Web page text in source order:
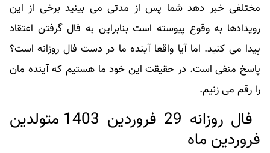
مختلفی خبر دهد شما پس از مدتی می بینید برخی از این
رویدادها به وقوع پیوسته است بنابراین به فالگرفتن اعتقاد
پیدا می کنید. اما آیا واقعا آینده ما در دست فال روزانهاست؟
پاسخ منفی است. در حقیقت این خود ما هستیم که آینده مان
را رقم می زنیم.
فال روزانه 29 فروردین 1403 متولدین
فروردین ماه